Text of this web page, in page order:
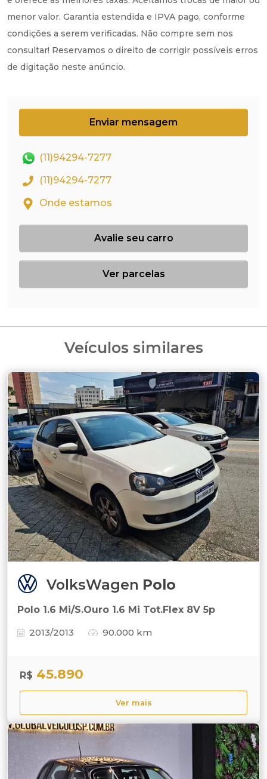
menor valor. Garantia estendida e IPVA pago, conforme
condições a serem verificadas. Não compre sem nos
consultar! Reservamos o direito de corrigir possíveis erros
de digitação neste anúncio.
Enviar mensagem
(11)94294-7277
(11)94294-7277
Onde estamos
Avalie seu carro
Ver parcelas
Veículos similares
VolksWagen Polo
Polo 1.6 Mi/S.Ouro 1.6 Mi Tot.Flex 8V 5p
2013/2013
90.000 km
R$ 45.890
Ver mais